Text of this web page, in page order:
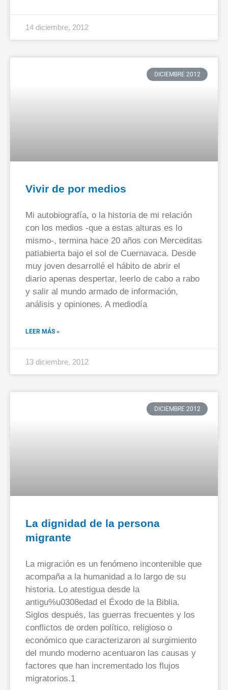
14 diciembre, 2012
DICIEMBRE 2012
Vivir de por medios
Mi autobiografía, o la historia de mi relación
con los medios -que a estas alturas es lo
mismo-, termina hace 20 años con Merceditas
patiabierta bajo el sol de Cuernavaca. Desde
muy joven desarrollé el hábito de abrir el
diario apenas despertar, leerlo de cabo a rabo
y salir al mundo armado de información,
análisis y opiniones. A mediodía
LEER MÁS »
13 diciembre, 2012
DICIEMBRE 2012
La dignidad de la persona
migrante
La migración es un fenómeno incontenible que
acompaña a la humanidad a lo largo de su
historia. Lo atestigua desde la
antigu%u0308edad el Éxodo de la Biblia.
Siglos después, las guerras frecuentes y los
conflictos de orden político, religioso o
económico que caracterizaron al surgimiento
del mundo moderno acentuaron las causas y
factores que han incrementado los flujos
migratorios.1